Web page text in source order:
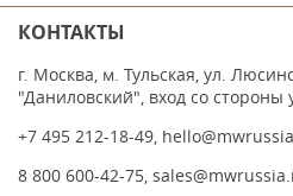
КОНТАКТЫ
г. Москва, м. Тульская, ул.
"Даниловский", вход со стороны
+7 495 212-18-49,
8 800 600-42-75,